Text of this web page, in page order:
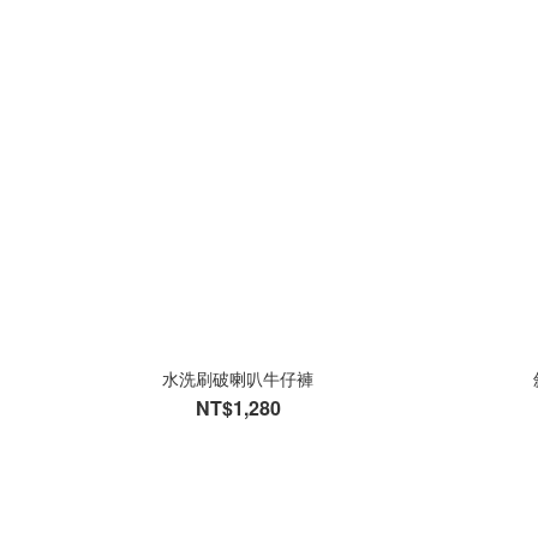
水洗刷破喇叭牛仔褲
NT$1,280